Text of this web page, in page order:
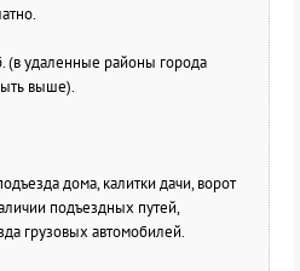
(в удаленные районы города
выше).
дома, калитки дачи, ворот
подъездных путей,
грузовых автомобилей.